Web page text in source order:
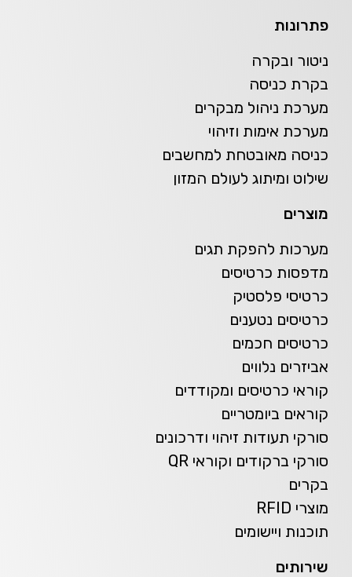
פתרונות
ניטור ובקרה
בקרת כניסה
מערכת ניהול מבקרים
מערכת אימות וזיהוי
כניסה מאובטחת למחשבים
שילוט ומיתוג לעולם המזון
מוצרים
מערכות להפקת תגים
מדפסות כרטיסים
כרטיסי פלסטיק
כרטיסים נטענים
כרטיסים חכמים
אביזרים נלווים
קוראי כרטיסים ומקודדים
קוראים ביומטריים
סורקי תעודות זיהוי ודרכונים
סורקי ברקודים וקוראי QR
בקרים
מוצרי RFID
תוכנות ויישומים
שירותים